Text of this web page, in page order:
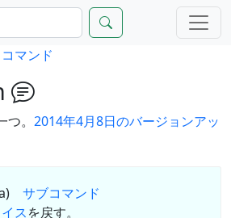
マンド
つ。 2014年4月8日のバージョンアッ
サブコマンド
スを戻す。